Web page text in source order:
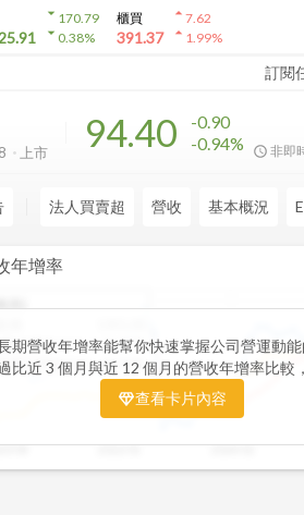
arrow_drop_down170.79
arrow_drop_down0.38%
櫃買
391.37
arrow_drop_up7.62
arrow_drop_up1.99%
訂閱
上市 94.40
-0.90
-0.94%
非即
法人買賣超 營收 基本概況
年增率
08 2022/01 2024/02
月)
累計營收YoY:
30.31%
累計營收YoY : 36.96%
期營收年增率能幫你快速掌握公司營運動能
比近 3 個月與近 12 個月的營收年增率比較
眼看出短期成長是否延續長期趨勢。當短期營
超越長期平均，往往代表公司業績正加速向上
，這張卡片能幫助你判斷基本面與市場反應
捕捉成長反轉的關鍵訊號。
查看卡片內容